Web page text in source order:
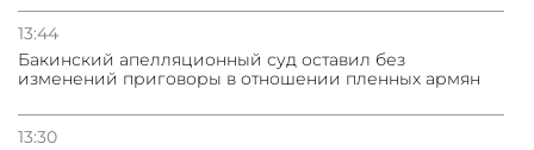
13:44
Бакинский апелляционный суд оставил без
изменений приговоры в отношении пленных армян
13:30